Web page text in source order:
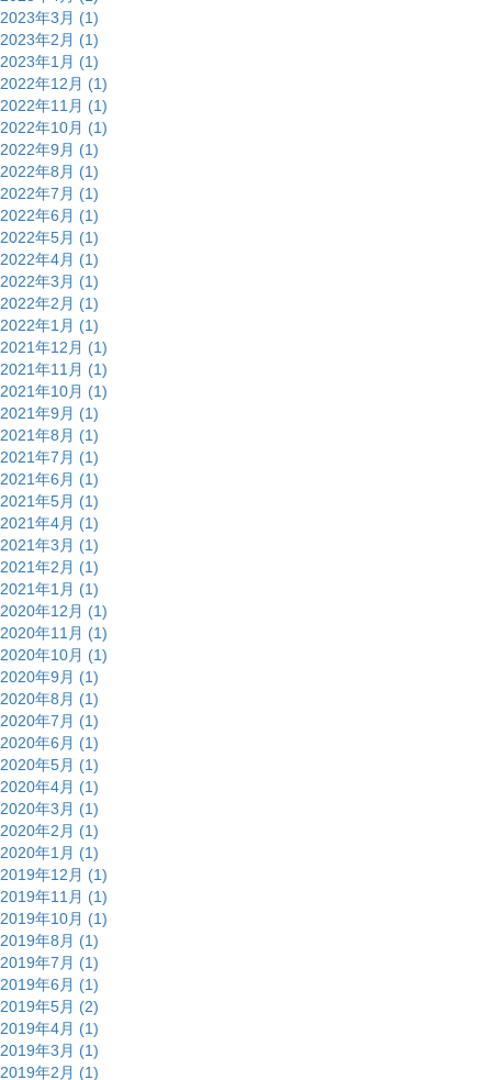
2023年3月 (1)
2023年2月 (1)
2023年1月 (1)
2022年12月 (1)
2022年11月 (1)
2022年10月 (1)
2022年9月 (1)
2022年8月 (1)
2022年7月 (1)
2022年6月 (1)
2022年5月 (1)
2022年4月 (1)
2022年3月 (1)
2022年2月 (1)
2022年1月 (1)
2021年12月 (1)
2021年11月 (1)
2021年10月 (1)
2021年9月 (1)
2021年8月 (1)
2021年7月 (1)
2021年6月 (1)
2021年5月 (1)
2021年4月 (1)
2021年3月 (1)
2021年2月 (1)
2021年1月 (1)
2020年12月 (1)
2020年11月 (1)
2020年10月 (1)
2020年9月 (1)
2020年8月 (1)
2020年7月 (1)
2020年6月 (1)
2020年5月 (1)
2020年4月 (1)
2020年3月 (1)
2020年2月 (1)
2020年1月 (1)
2019年12月 (1)
2019年11月 (1)
2019年10月 (1)
2019年8月 (1)
2019年7月 (1)
2019年6月 (1)
2019年5月 (2)
2019年4月 (1)
2019年3月 (1)
2019年2月 (1)